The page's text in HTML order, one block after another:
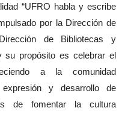
“UFRO habla y escribe
por la Dirección de
de Bibliotecas y
su propósito es celebrar el
a la comunidad
y desarrollo de
de fomentar la cultura